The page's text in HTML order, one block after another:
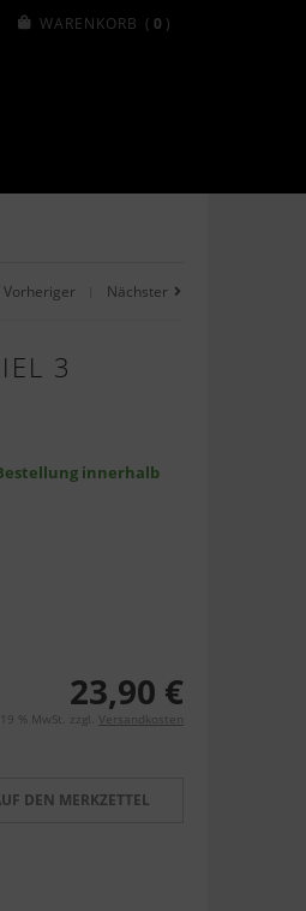
WARENKORB ( 0 )
Vorheriger Nächster
3
innerhalb
23,90 €
% MwSt. zzgl. Versandkosten